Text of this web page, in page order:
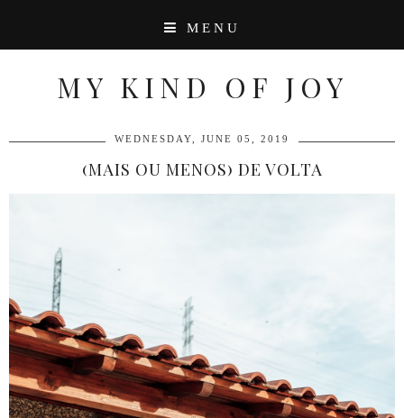
MENU
MY KIND OF JOY
WEDNESDAY, JUNE 05, 2019
(MAIS OU MENOS) DE VOLTA